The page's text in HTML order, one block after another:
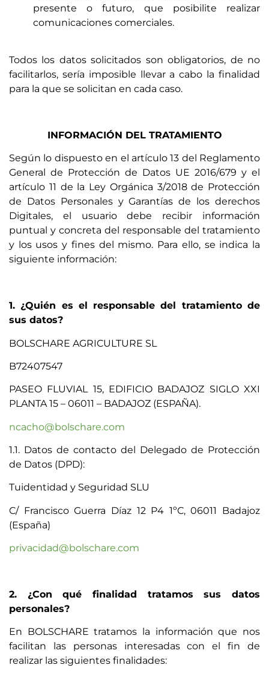
presente o futuro, que posibilite realizar
comunicaciones comerciales.
Todos los datos solicitados son obligatorios, de no
facilitarlos, sería imposible llevar a cabo la finalidad
para la que se solicitan en cada caso.
INFORMACIÓN DEL TRATAMIENTO
Según lo dispuesto en el artículo 13 del Reglamento
General de Protección de Datos UE 2016/679 y el
artículo 11 de la Ley Orgánica 3/2018 de Protección
de Datos Personales y Garantías de los derechos
Digitales, el usuario debe recibir información
puntual y concreta del responsable del tratamiento
y los usos y fines del mismo. Para ello, se indica la
siguiente información:
1. ¿Quién es el responsable del tratamiento de
sus datos?
BOLSCHARE AGRICULTURE SL
B72407547
PASEO FLUVIAL 15, EDIFICIO BADAJOZ SIGLO XXI
PLANTA 15 – 06011 – BADAJOZ (ESPAÑA).
ncacho@bolschare.com
1.1. Datos de contacto del Delegado de Protección
de Datos (DPD):
Tuidentidad y Seguridad SLU
C/ Francisco Guerra Díaz 12 P4 1ºC, 06011 Badajoz
(España)
privacidad@bolschare.com
2. ¿Con qué finalidad tratamos sus datos
personales?
En BOLSCHARE tratamos la información que nos
facilitan las personas interesadas con el fin de
realizar las siguientes finalidades: